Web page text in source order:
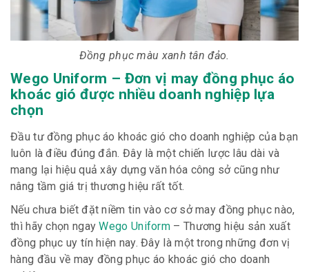
Đồng phục màu xanh tân đảo.
Wego Uniform – Đơn vị may đồng phục áo
khoác gió được nhiều doanh nghiệp lựa
chọn
Đầu tư đồng phục áo khoác gió cho doanh nghiệp của bạn
luôn là điều đúng đắn. Đây là một chiến lược lâu dài và
mang lại hiệu quả xây dựng văn hóa công sở cũng như
nâng tầm giá trị thương hiệu rất tốt.
Nếu chưa biết đặt niềm tin vào cơ sở may đồng phục nào,
thì hãy chọn ngay Wego Uniform – Thương hiệu sản xuất
đồng phục uy tín hiện nay. Đây là một trong những đơn vị
hàng đầu về may đồng phục áo khoác gió cho doanh